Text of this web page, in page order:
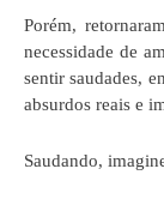
Porém,
necessidade de
sentir saudades,
absurdos reais e
Saudando,